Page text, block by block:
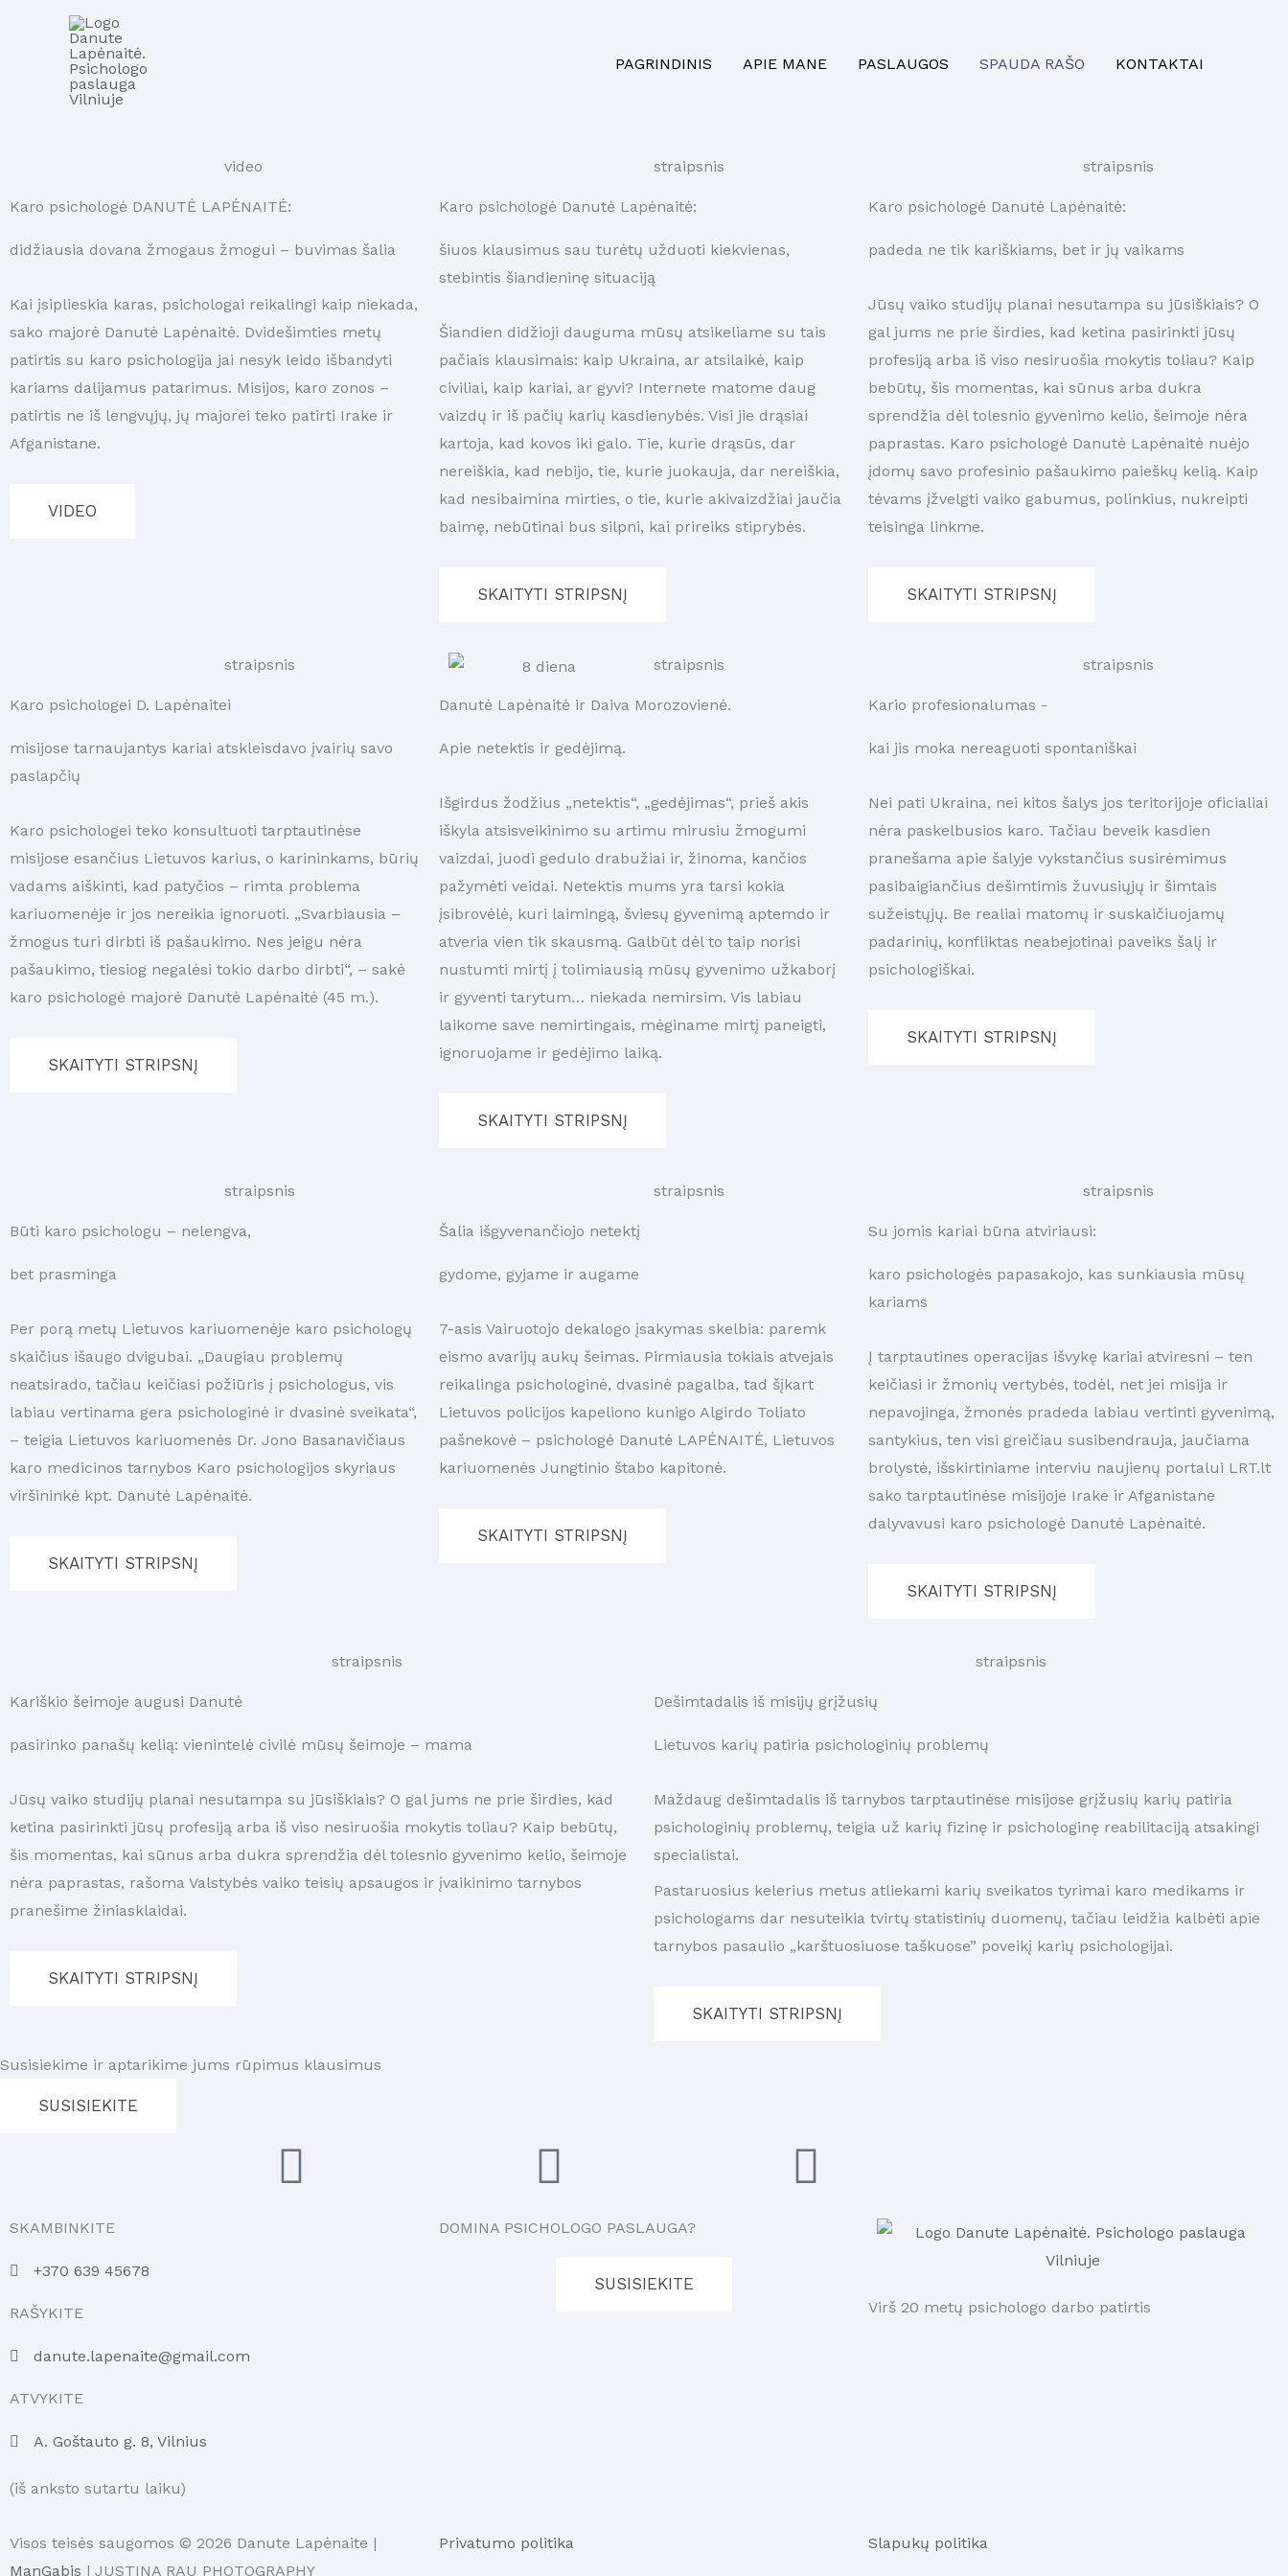
PAGRINDINIS APIE MANE PASLAUGOS SPAUDA RAŠO KONTAKTAI
video
Karo psichologė DANUTĖ LAPĖNAITĖ:
didžiausia dovana žmogaus žmogui – buvimas šalia
Kai įsiplieskia karas, psichologai reikalingi kaip niekada,
sako majorė Danutė Lapėnaitė. Dvidešimties metų
patirtis su karo psichologija jai nesyk leido išbandyti
kariams dalijamus patarimus. Misijos, karo zonos –
patirtis ne iš lengvųjų, jų majorei teko patirti Irake ir
Afganistane.
VIDEO
straipsnis
Karo psichologė Danutė Lapėnaitė:
šiuos klausimus sau turėtų užduoti kiekvienas,
stebintis šiandieninę situaciją
Šiandien didžioji dauguma mūsų atsikeliame su tais
pačiais klausimais: kaip Ukraina, ar atsilaikė, kaip
civiliai, kaip kariai, ar gyvi? Internete matome daug
vaizdų ir iš pačių karių kasdienybės. Visi jie drąsiai
kartoja, kad kovos iki galo. Tie, kurie drąsūs, dar
nereiškia, kad nebijo, tie, kurie juokauja, dar nereiškia,
kad nesibaimina mirties, o tie, kurie akivaizdžiai jaučia
baimę, nebūtinai bus silpni, kai prireiks stiprybės.
SKAITYTI STRIPSNĮ
straipsnis
Karo psichologė Danutė Lapėnaitė:
padeda ne tik kariškiams, bet ir jų vaikams
Jūsų vaiko studijų planai nesutampa su jūsiškiais? O
gal jums ne prie širdies, kad ketina pasirinkti jūsų
profesiją arba iš viso nesiruošia mokytis toliau? Kaip
bebūtų, šis momentas, kai sūnus arba dukra
sprendžia dėl tolesnio gyvenimo kelio, šeimoje nėra
paprastas. Karo psichologė Danutė Lapėnaitė nuėjo
įdomų savo profesinio pašaukimo paieškų kelią. Kaip
tėvams įžvelgti vaiko gabumus, polinkius, nukreipti
teisinga linkme.
SKAITYTI STRIPSNĮ
straipsnis
Karo psichologei D. Lapėnaitei
misijose tarnaujantys kariai atskleisdavo įvairių savo
paslapčių
Karo psichologei teko konsultuoti tarptautinėse
misijose esančius Lietuvos karius, o karininkams, būrių
vadams aiškinti, kad patyčios – rimta problema
kariuomenėje ir jos nereikia ignoruoti. „Svarbiausia –
žmogus turi dirbti iš pašaukimo. Nes jeigu nėra
pašaukimo, tiesiog negalėsi tokio darbo dirbti“, – sakė
karo psichologė majorė Danutė Lapėnaitė (45 m.).
SKAITYTI STRIPSNĮ
straipsnis
Danutė Lapėnaitė ir Daiva Morozovienė.
Apie netektis ir gedėjimą.
Išgirdus žodžius „netektis“, „gedėjimas“, prieš akis
iškyla atsisveikinimo su artimu mirusiu žmogumi
vaizdai, juodi gedulo drabužiai ir, žinoma, kančios
pažymėti veidai. Netektis mums yra tarsi kokia
įsibrovėlė, kuri laimingą, šviesų gyvenimą aptemdo ir
atveria vien tik skausmą. Galbūt dėl to taip norisi
nustumti mirtį į tolimiausią mūsų gyvenimo užkaborį
ir gyventi tarytum… niekada nemirsim. Vis labiau
laikome save nemirtingais, mėginame mirtį paneigti,
ignoruojame ir gedėjimo laiką.
SKAITYTI STRIPSNĮ
straipsnis
Kario profesionalumas -
kai jis moka nereaguoti spontaniškai
Nei pati Ukraina, nei kitos šalys jos teritorijoje oficialiai
nėra paskelbusios karo. Tačiau beveik kasdien
pranešama apie šalyje vykstančius susirėmimus
pasibaigiančius dešimtimis žuvusiųjų ir šimtais
sužeistųjų. Be realiai matomų ir suskaičiuojamų
padarinių, konfliktas neabejotinai paveiks šalį ir
psichologiškai.
SKAITYTI STRIPSNĮ
straipsnis
Būti karo psichologu – nelengva,
bet prasminga
Per porą metų Lietuvos kariuomenėje karo psichologų
skaičius išaugo dvigubai. „Daugiau problemų
neatsirado, tačiau keičiasi požiūris į psichologus, vis
labiau vertinama gera psichologinė ir dvasinė sveikata“,
– teigia Lietuvos kariuomenės Dr. Jono Basanavičiaus
karo medicinos tarnybos Karo psichologijos skyriaus
viršininkė kpt. Danutė Lapėnaitė.
SKAITYTI STRIPSNĮ
straipsnis
Šalia išgyvenančiojo netektį
gydome, gyjame ir augame
7-asis Vairuotojo dekalogo įsakymas skelbia: paremk
eismo avarijų aukų šeimas. Pirmiausia tokiais atvejais
reikalinga psichologinė, dvasinė pagalba, tad šįkart
Lietuvos policijos kapeliono kunigo Algirdo Toliato
pašnekovė – psichologė Danutė LAPĖNAITĖ, Lietuvos
kariuomenės Jungtinio štabo kapitonė.
SKAITYTI STRIPSNĮ
straipsnis
Su jomis kariai būna atviriausi:
karo psichologės papasakojo, kas sunkiausia mūsų
kariams
Į tarptautines operacijas išvykę kariai atviresni – ten
keičiasi ir žmonių vertybės, todėl, net jei misija ir
nepavojinga, žmonės pradeda labiau vertinti gyvenimą,
santykius, ten visi greičiau susibendrauja, jaučiama
brolystė, išskirtiniame interviu naujienų portalui LRT.lt
sako tarptautinėse misijoje Irake ir Afganistane
dalyvavusi karo psichologė Danutė Lapėnaitė.
SKAITYTI STRIPSNĮ
straipsnis
Kariškio šeimoje augusi Danutė
pasirinko panašų kelią: vienintelė civilė mūsų šeimoje – mama
Jūsų vaiko studijų planai nesutampa su jūsiškiais? O gal jums ne prie širdies, kad
ketina pasirinkti jūsų profesiją arba iš viso nesiruošia mokytis toliau? Kaip bebūtų,
šis momentas, kai sūnus arba dukra sprendžia dėl tolesnio gyvenimo kelio, šeimoje
nėra paprastas, rašoma Valstybės vaiko teisių apsaugos ir įvaikinimo tarnybos
pranešime žiniasklaidai.
SKAITYTI STRIPSNĮ
straipsnis
Dešimtadalis iš misijų grįžusių
Lietuvos karių patiria psichologinių problemų
Maždaug dešimtadalis iš tarnybos tarptautinėse misijose grįžusių karių patiria
psichologinių problemų, teigia už karių fizinę ir psichologinę reabilitaciją atsakingi
specialistai.
Pastaruosius kelerius metus atliekami karių sveikatos tyrimai karo medikams ir
psichologams dar nesuteikia tvirtų statistinių duomenų, tačiau leidžia kalbėti apie
tarnybos pasaulio „karštuosiuose taškuose” poveikį karių psichologijai.
SKAITYTI STRIPSNĮ
Susisiekime ir aptarikime jums rūpimus klausimus
SUSISIEKITE
SKAMBINKITE
+370 639 45678
RAŠYKITE
danute.lapenaite@gmail.com
ATVYKITE
A. Goštauto g. 8, Vilnius
(iš anksto sutartu laiku)
DOMINA PSICHOLOGO PASLAUGA?
SUSISIEKITE
Virš 20 metų psichologo darbo patirtis
Visos teisės saugomos © 2026 Danute Lapėnaite |
ManGabis | JUSTINA RAU PHOTOGRAPHY
Privatumo politika Slapukų politika